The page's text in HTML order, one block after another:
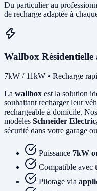
Du particulier au
de recharge adaptée à
Wallbox
7kW / 11kW • Recharge
La wallbox est la solution
souhaitant recharger leur
rechargeable à domicile.
modèles Schneider
sécurité dans votre garage
Puissance 7kW
Compatible avec
Pilotage via